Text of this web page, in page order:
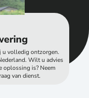
volledig ontzorgen.
Wilt u advies
oplossing is? Neem
van dienst.